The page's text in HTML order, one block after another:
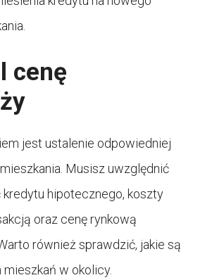
cenę
jest ustalenie odpowiedniej
Musisz uwzględnić
kredytu hipotecznego, koszty
oraz cenę rynkową
również sprawdzić, jakie są
w okolicy.